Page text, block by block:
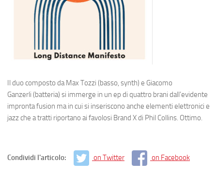
Il duo composto da Max Tozzi (basso, synth) e Giacomo
Ganzerli (batteria) si immerge in un ep di quattro brani dall’evidente
impronta fusion ma in cui si inseriscono anche elementi elettronici e
jazz che a tratti riportano ai favolosi Brand X di Phil Collins. Ottimo.
Condividi l'articolo: on Twitter on Facebook